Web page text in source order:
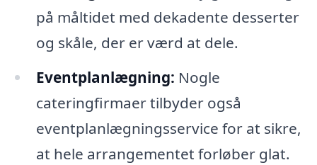
på måltidet med dekadente desserter
og skåle, der er værd at dele.
Eventplanlægning: Nogle
cateringfirmaer tilbyder også
eventplanlægningsservice for at sikre,
at hele arrangementet forløber glat.